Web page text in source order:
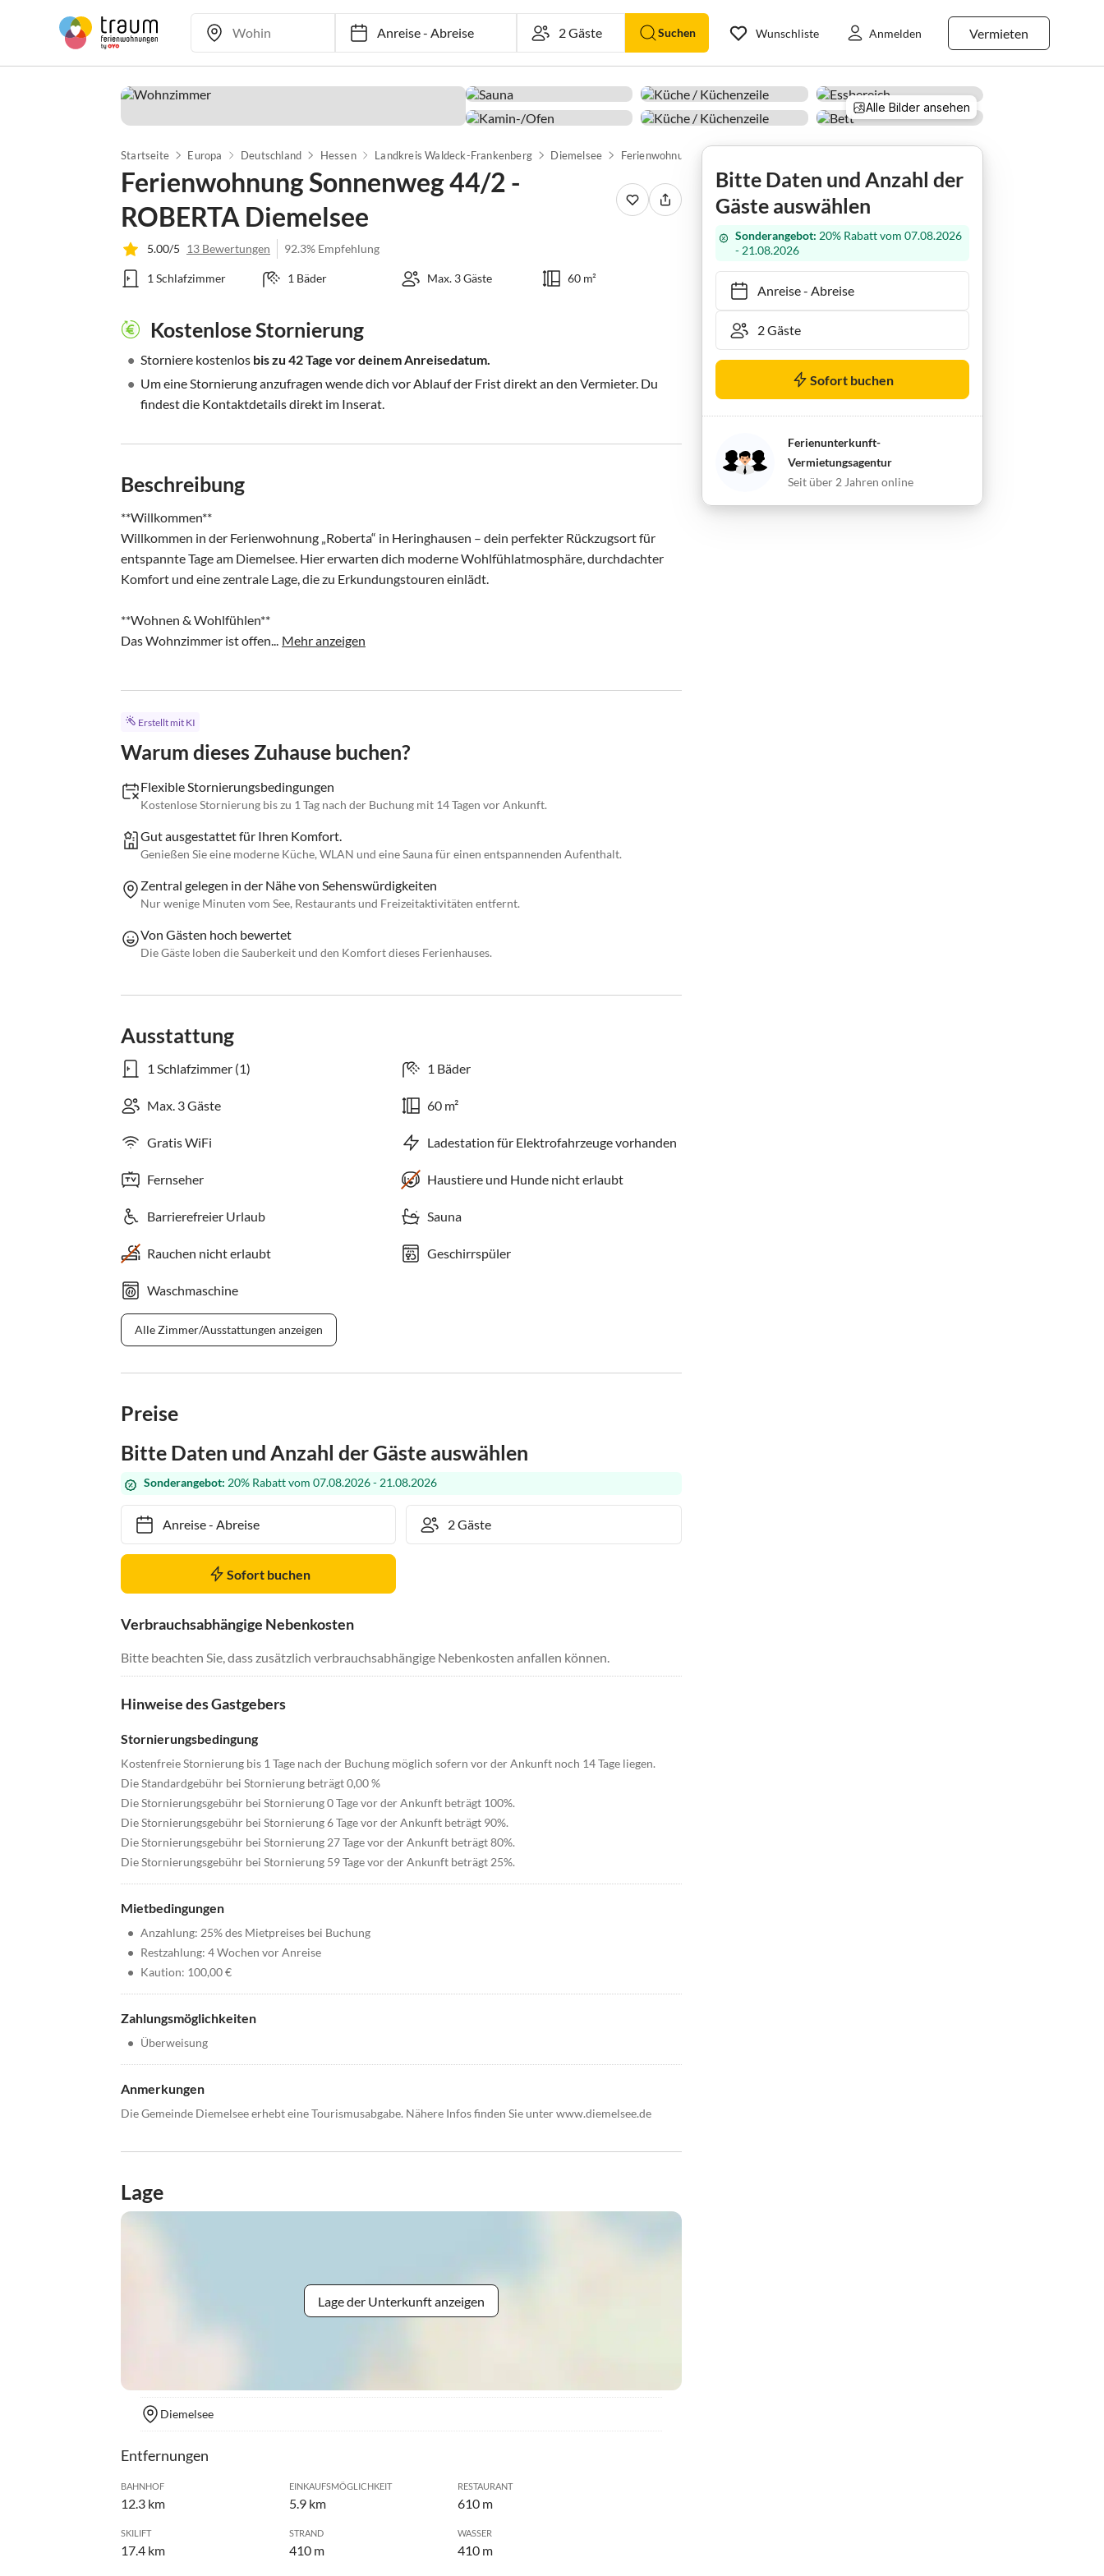
Anreise-Abreise Suchen Vermieten
Wunschliste Anmelden
Alle Bilder ansehen
Startseite Europa Deutschland Hessen Landkreis Waldeck-Frankenberg Diemelsee
Ferienwohnung Sonnenweg 44/2 -
ROBERTA Diemelsee
5.00/5 13 Bewertungen 92.3% Empfehlung
1 Schlafzimmer 1 Bäder Max. 3 Gäste 60 m²
Kostenlose Stornierung
• Storniere kostenlos bis zu 42 Tage vor deinem Anreisedatum.
• Um eine Stornierung anzufragen wende dich vor Ablauf der Frist direkt an den Vermieter. Du
findest die Kontaktdetails direkt im Inserat.
Beschreibung
**Willkommen**
Willkommen in der Ferienwohnung „Roberta“ in Heringhausen – dein perfekter Rückzugsort für
entspannte Tage am Diemelsee. Hier erwarten dich moderne Wohlfühlatmosphäre, durchdachter
Komfort und eine zentrale Lage, die zu Erkundungstouren einlädt.
**Wohnen & Wohlfühlen**
Das Wohnzimmer ist offen... Mehr anzeigen
Erstellt mit KI
Warum dieses Zuhause buchen?
Flexible Stornierungsbedingungen
Kostenlose Stornierung bis zu 1 Tag nach der Buchung mit 14 Tagen vor Ankunft.
Gut ausgestattet für Ihren Komfort.
Genießen Sie eine moderne Küche, WLAN und eine Sauna für einen entspannenden Aufenthalt.
Zentral gelegen in der Nähe von Sehenswürdigkeiten
Nur wenige Minuten vom See, Restaurants und Freizeitaktivitäten entfernt.
Von Gästen hoch bewertet
Die Gäste loben die Sauberkeit und den Komfort dieses Ferienhauses.
Ausstattung
1 Schlafzimmer (1) 1 Bäder
Max. 3 Gäste 60 m²
Gratis WiFi Ladestation für Elektrofahrzeuge vorhanden
Fernseher Haustiere und Hunde nicht erlaubt
Barrierefreier Urlaub Sauna
Rauchen nicht erlaubt Geschirrspüler
Waschmaschine
Alle Zimmer/Ausstattungen anzeigen
Preise
Bitte Daten und Anzahl der Gäste auswählen
Sonderangebot: 20% Rabatt vom 07.08.2026 - 21.08.2026
Anreise- Abreise
Sofort buchen
Verbrauchsabhängige Nebenkosten
Bitte beachten Sie, dass zusätzlich verbrauchsabhängige Nebenkosten anfallen können.
Hinweise des Gastgebers
Stornierungsbedingung
Kostenfreie Stornierung bis 1 Tage nach der Buchung möglich sofern vor der Ankunft noch 14 Tage liegen.
Die Standardgebühr bei Stornierung beträgt 0,00 %
Die Stornierungsgebühr bei Stornierung 0 Tage vor der Ankunft beträgt 100%.
Die Stornierungsgebühr bei Stornierung 6 Tage vor der Ankunft beträgt 90%.
Die Stornierungsgebühr bei Stornierung 27 Tage vor der Ankunft beträgt 80%.
Die Stornierungsgebühr bei Stornierung 59 Tage vor der Ankunft beträgt 25%.
Mietbedingungen
• Anzahlung: 25% des Mietpreises bei Buchung
• Restzahlung: 4 Wochen vor Anreise
• Kaution: 100,00 €
Zahlungsmöglichkeiten
• Überweisung
Anmerkungen
Die Gemeinde Diemelsee erhebt eine Tourismusabgabe. Nähere Infos finden Sie unter www.diemelsee.de
Lage
Lage der Unterkunft anzeigen
Diemelsee
Entfernungen
BAHNHOF
12.3 km
EINKAUFSMÖGLICHKEIT
5.9 km
RESTAURANT
610 m
SKILIFT
17.4 km
STRAND
410 m
WASSER
410 m
Bitte Daten und Anzahl der
Gäste auswählen
Sonderangebot: 20% Rabatt vom 07.08.2026
- 21.08.2026
Anreise- Abreise
Sofort buchen
Ferienunterkunft-
Vermietungsagentur
Seit über 2 Jahren online